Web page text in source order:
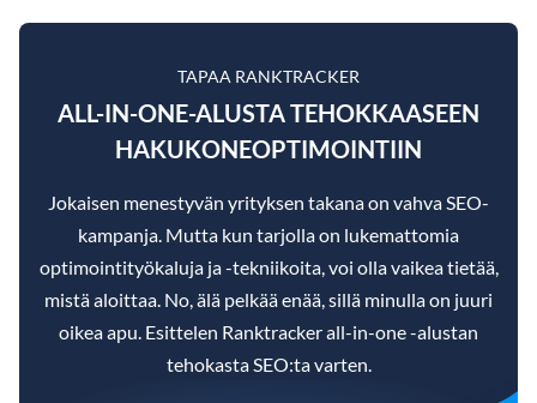
TAPAA RANKTRACKER
ALL-IN-ONE-ALUSTA TEHOKKAASEEN
HAKUKONEOPTIMOINTIIN
Jokaisen menestyvän yrityksen takana on vahva SEO-
kampanja. Mutta kun tarjolla on lukemattomia
optimointityökaluja ja -tekniikoita, voi olla vaikea tietää,
mistä aloittaa. No, älä pelkää enää, sillä minulla on juuri
oikea apu. Esittelen Ranktracker all-in-one -alustan
tehokasta SEO:ta varten.